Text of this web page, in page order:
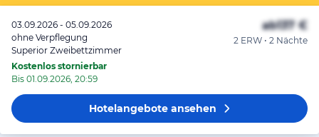
03.09.2026 - 05.09.2026
ohne Verpflegung
Superior Zweibettzimmer
Kostenlos stornierbar
Bis 01.09.2026, 20:59
ab137 €
2 ERW • 2 Nächte
Hotelangeboteansehen